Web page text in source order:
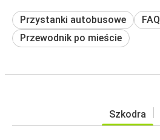
Przystanki autobusowe
FAQ
Przewodnik po mieście
Szkodra